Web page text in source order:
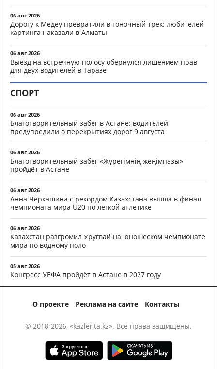
06 авг 2026
Дорогу к Медеу превратили в гоночный трек: любителей
картинга наказали в Алматы
06 авг 2026
Выезд на встречную полосу обернулся лишением прав
для двух водителей в Таразе
СПОРТ
06 авг 2026
Благотворительный забег в Астане: водителей
предупредили о перекрытиях дорог 9 августа
06 авг 2026
Благотворительный забег «Жүрегімнің жеңімпазы»
пройдёт в Астане
06 авг 2026
Анна Черкашина с рекордом Казахстана вышла в финал
чемпионата мира U20 по лёгкой атлетике
06 авг 2026
Казахстан разгромил Уругвай на юношеском чемпионате
мира по водному поло
05 авг 2026
Конгресс УЕФА пройдёт в Астане в 2027 году
О проекте Реклама на сайте Контакты
© 2018-2026, «kazlenta.kz». Все права защищены.